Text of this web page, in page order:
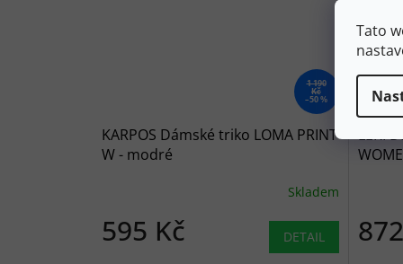
Tato
1 190
Kč
–50 %
KARPOS Dámské triko LOMA PRINT
W - modré
Skladem
595 Kč DETAIL
LEKI